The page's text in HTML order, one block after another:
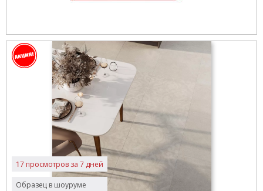
Образец в шоуруме
17 просмотров за 7 дней